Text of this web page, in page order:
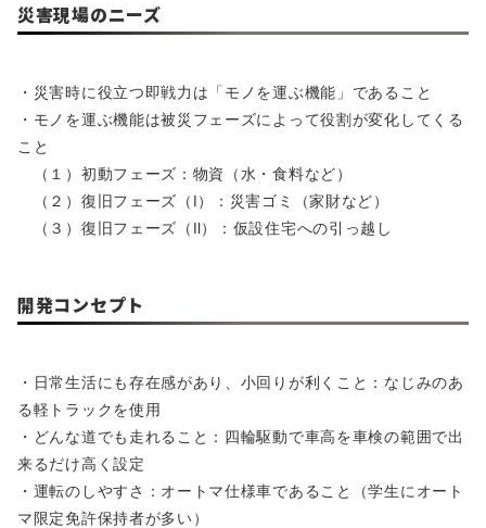
災害現場のニーズ
・災害時に役立つ即戦力は「モノを運ぶ機能」であること
・モノを運ぶ機能は被災フェーズによって役割が変化してくる
こと
（１）初動フェーズ：物資（水・食料など）
（２）復旧フェーズ（Ⅰ）：災害ゴミ（家財など）
（３）復旧フェーズ（Ⅱ）：仮設住宅への引っ越し
開発コンセプト
・日常生活にも存在感があり、小回りが利くこと：なじみのあ
る軽トラックを使用
・どんな道でも走れること：四輪駆動で車高を車検の範囲で出
来るだけ高く設定
・運転のしやすさ：オートマ仕様車であること（学生にオート
マ限定免許保持者が多い）